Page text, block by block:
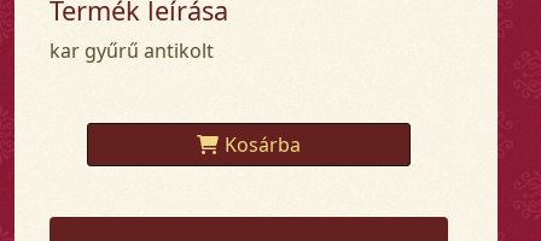
Termék leírása
kar gyűrű antikolt
Kosárba